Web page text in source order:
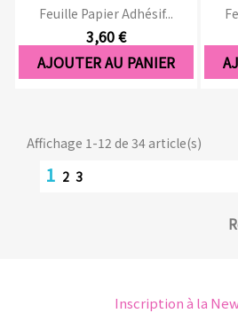
Feuille Papier Adhésif...
3,60 €
AJOUTER AU PANIER
Affichage 1-12 de 34 article(s)
1 2 3
Inscription à la